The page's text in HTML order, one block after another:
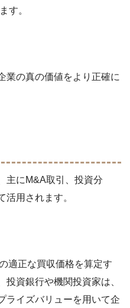
す。
業の真の価値をより正確に
主にM&A取引、投資分
活用されます。
適正な買収価格を算定す
投資銀行や機関投資家は、
ライズバリューを用いて企